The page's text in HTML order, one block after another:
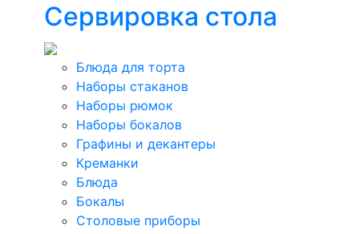
Сервировка стола
Блюда для торта
Наборы стаканов
Наборы рюмок
Наборы бокалов
Графины и декантеры
Креманки
Блюда
Бокалы
Столовые приборы